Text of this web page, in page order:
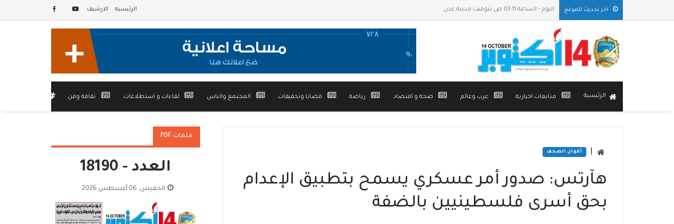
اخر تحديث للموقع اليوم - الساعة 03:11 ص بتوقيت مدينة عدن الرئيسيه الارشيف
الرئيسية متابعات اخبارية عرب وعالم صحة و اقتصاد رياضة قضايا وتحقيقات المجتمع والناس لقاءات و استطلاعات ثقافة وفن
أقوال الصحف
هآرتس: صدور أمر عسكري يسمح بتطبيق الإعدام
بحق أسرى فلسطينيين بالضفة
ملفات PDF
العدد - 18190
الخميس, 06 أغسطس 2026